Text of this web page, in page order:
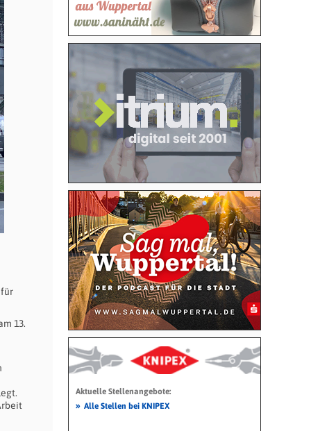
13.
Aktuelle Stellenangebote:
» Alle Stellen bei KNIPEX